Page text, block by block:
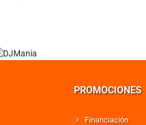
PROMOCIONES
Financiación